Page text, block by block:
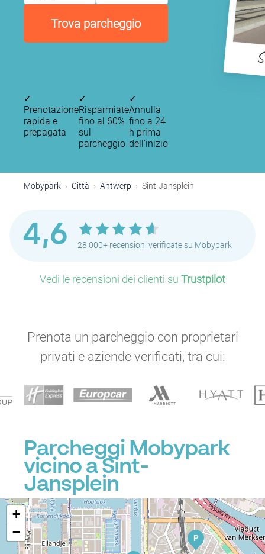
Trova parcheggio
✓
Prenotazione
rapida e
prepagata
✓
Risparmiate
fino al 60%
sul
parcheggio
✓
Annulla
fino a 24
h prima
dell’inizio
Mobypark Città Antwerp Sint-Jansplein
4,6 28.000+ recensioni verificate su Mobypark
Vedi le recensioni dei clienti su Trustpilot
Prenota un parcheggio con proprietari
privati e aziende verificati, tra cui:
Parcheggi Mobypark
vicino a Sint-
Jansplein
P
+
−